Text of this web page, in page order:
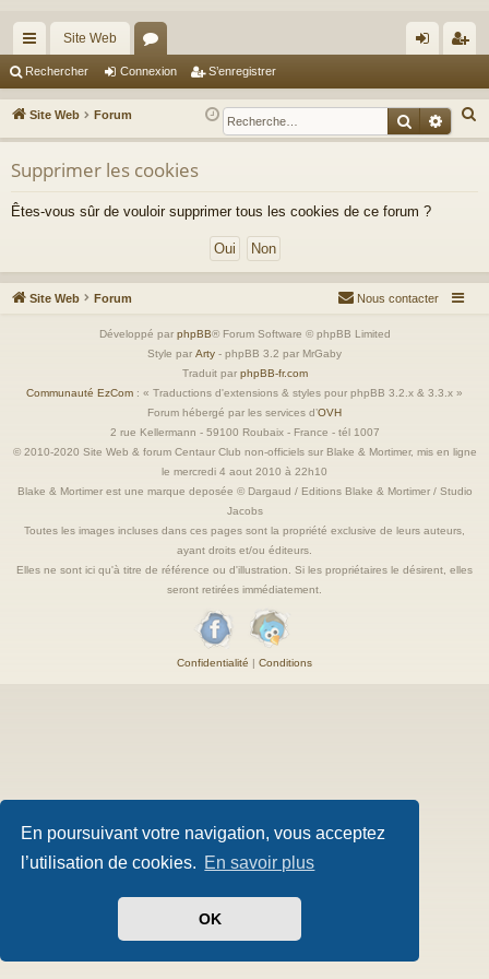
En poursuivant votre navigation, vous acceptez
l’utilisation de cookies. En savoir plus
OK
cc
ès
ra
pi
Site Web
or
u
m
s
ne
xi
nr
eg
Rechercher Connexion S’enregistrer
Site Web Forum
e
h
Supprimer les cookies
Êtes-vous sûr de vouloir supprimer tous les cookies de ce forum ?
Site Web Forum Nous contacter
Développé par phpBB® Forum Software © phpBB Limited
Style par Arty - phpBB 3.2 par MrGaby
Traduit par phpBB-fr.com
Communauté EzCom : « Traductions d'extensions & styles pour phpBB 3.2.x & 3.3.x »
Forum hébergé par les services d’OVH
2 rue Kellermann - 59100 Roubaix - France - tél 1007
© 2010-2020 Site Web & forum Centaur Club non-officiels sur Blake & Mortimer, mis en ligne
le mercredi 4 aout 2010 à 22h10
Blake & Mortimer est une marque deposée © Dargaud / Editions Blake & Mortimer / Studio
Jacobs
Toutes les images incluses dans ces pages sont la propriété exclusive de leurs auteurs,
ayant droits et/ou éditeurs.
Elles ne sont ici qu'à titre de référence ou d'illustration. Si les propriétaires le désirent, elles
seront retirées immédiatement.
Confidentialité | Conditions